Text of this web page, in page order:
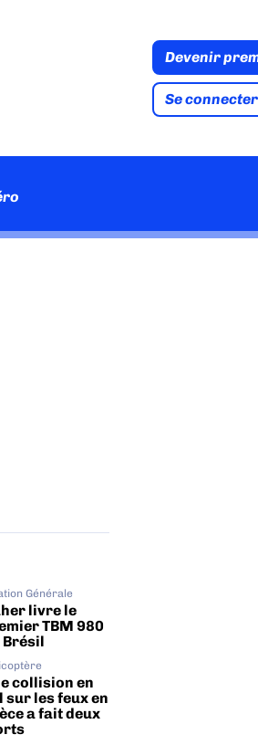
Devenir
Se connecter
Générale
livre le
TBM 980
Brésil
collision en
sur les feux en
a fait deux